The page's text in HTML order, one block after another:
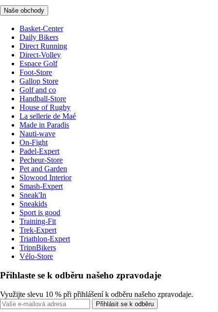
Naše obchody
Basket-Center
Daily Bikers
Direct Running
Direct-Volley
Espace Golf
Foot-Store
Gallop Store
Golf and co
Handball-Store
House of Rugby
La sellerie de Maé
Made in Paradis
Nauti-wave
On-Fight
Padel-Expert
Pecheur-Store
Pet and Garden
Slowood Interior
Smash-Expert
Sneak'In
Sneakids
Sport is good
Training-Fit
Trek-Expert
Triathlon-Expert
TripnBikers
Vélo-Store
Přihlaste se k odběru našeho zpravodaje
Využijte slevu 10 % při přihlášení k odběru našeho zpravodaje.
Přihlásit se k odběru